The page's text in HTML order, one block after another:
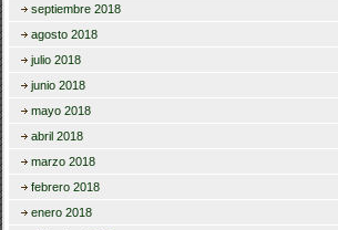
septiembre 2018
agosto 2018
julio 2018
junio 2018
mayo 2018
abril 2018
marzo 2018
febrero 2018
enero 2018